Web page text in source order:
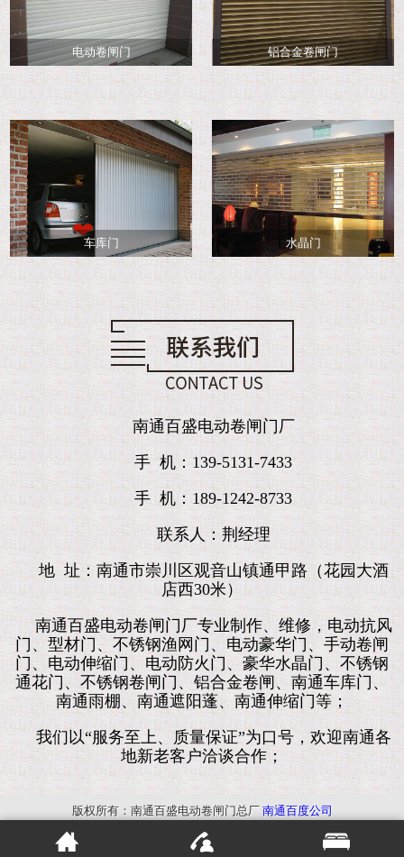
电动卷闸门 铝合金卷闸门
车库门 水晶门
南通百盛电动卷闸门厂
手 机：139-5131-7433
手 机：189-1242-8733
联系人：荆经理
地 址：南通市崇川区观音山镇通甲路（花园大酒
店西30米）
南通百盛电动卷闸门厂专业制作、维修，电动抗风
门、型材门、不锈钢渔网门、电动豪华门、手动卷闸
门、电动伸缩门、电动防火门、豪华水晶门、不锈钢
通花门、不锈钢卷闸门、铝合金卷闸、南通车库门、
南通雨棚、南通遮阳蓬、南通伸缩门等；
我们以“服务至上、质量保证”为口号，欢迎南通各
地新老客户洽谈合作；
版权所有：南通百盛电动卷闸门总厂 南通百度公司